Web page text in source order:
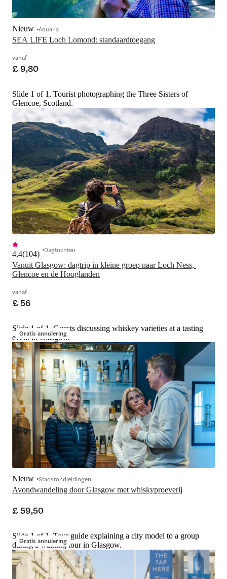
SEA LIFE Loch Lomond: standaardtoegang
Nieuw Aquaria
vanaf
£ 9,80
Slide 1 of 1, Tourist photographing the Three Sisters of
Glencoe, Scotland.
Vanuit Glasgow: dagtrip in kleine groep naar Loch Ness,
Glencoe en de Hooglanden
4,4(104) Dagtochten
vanaf
£ 56
Gratis annulering
Slide 1 of 1, Guests discussing whiskey varieties at a tasting
event in Glasgow.
Avondwandeling door Glasgow met whiskyproeverij
Nieuw Stadsrondleidingen
£ 59,50
Gratis annulering
Slide 1 of 1, Tour guide explaining a city model to a group
during a walking tour in Glasgow.